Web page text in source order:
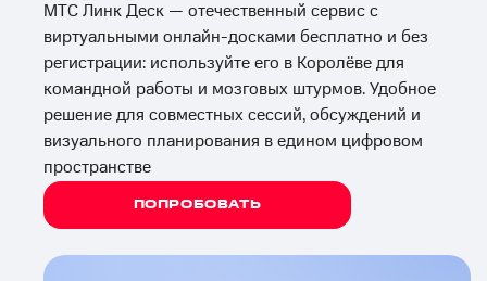
МТС Линк Деск — отечественный сервис с
виртуальными онлайн-досками бесплатно и без
регистрации: используйте его в Королёве для
командной работы и мозговых штурмов. Удобное
решение для совместных сессий, обсуждений и
визуального планирования в едином цифровом
пространстве
ПОПРОБОВАТЬ